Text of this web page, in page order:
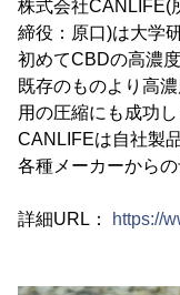
株式会社CANLIFE(
締役：原口)は大学
初めてCBDの高濃
既存のものより高
用の圧縮にも成功し
CANLIFEは自社製
各種メーカーからの
詳細URL： https://